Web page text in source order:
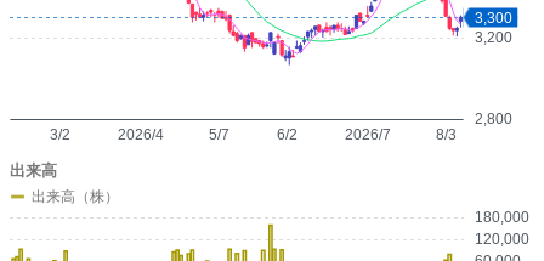
2,800
3,200
2026/4 2026/7
3/2 5/7 6/2 8/3
3,300
120,000
180,000
出来高
出来高（株）